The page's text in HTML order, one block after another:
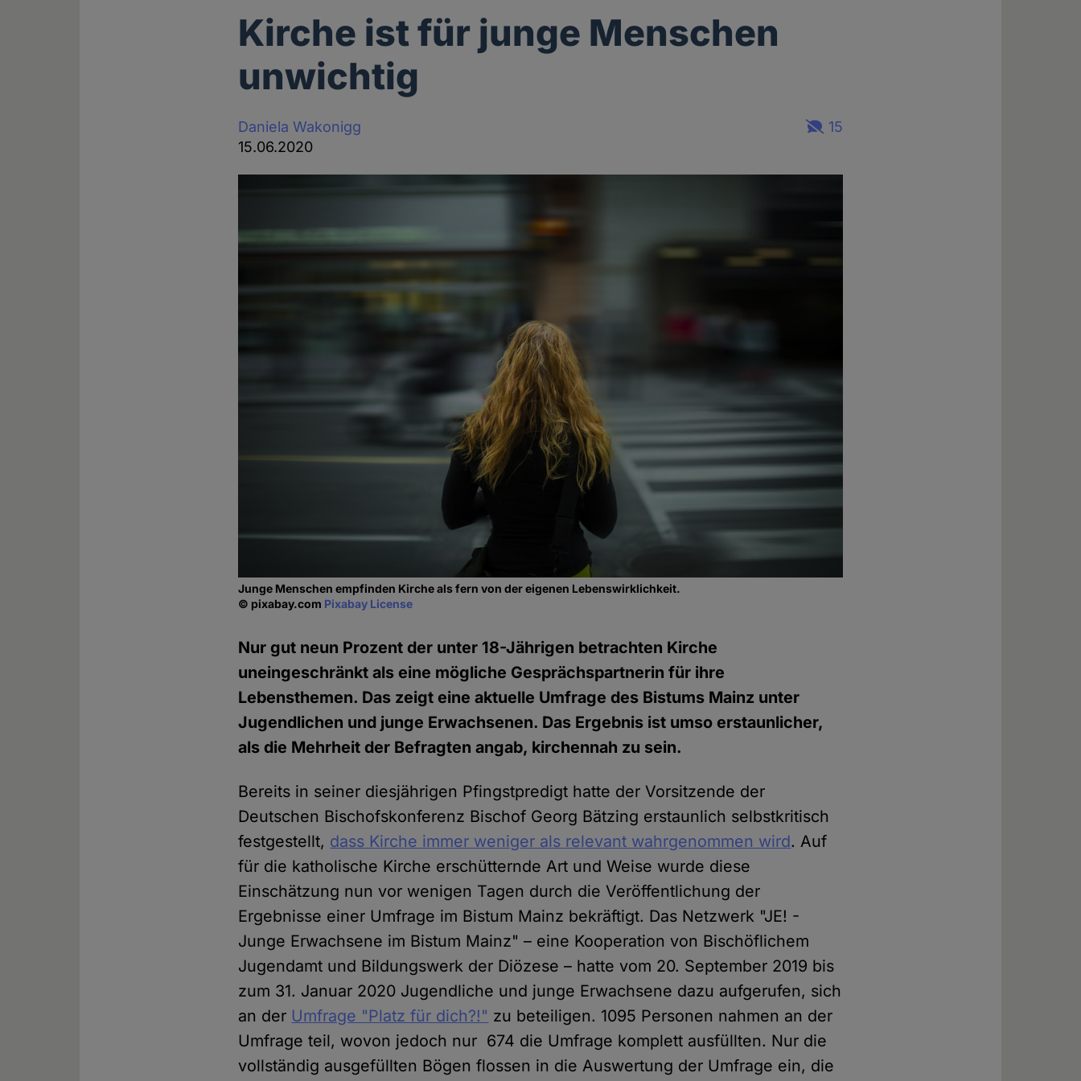
Kirche ist für junge Menschen
unwichtig
Daniela Wakonigg
15.06.2020
15
Junge Menschen empfinden Kirche als fern von der eigenen Lebenswirklichkeit.
© pixabay.com Pixabay License
Nur gut neun Prozent der unter 18-Jährigen betrachten Kirche
uneingeschränkt als eine mögliche Gesprächspartnerin für ihre
Lebensthemen. Das zeigt eine aktuelle Umfrage des Bistums Mainz unter
Jugendlichen und junge Erwachsenen. Das Ergebnis ist umso erstaunlicher,
als die Mehrheit der Befragten angab, kirchennah zu sein.
Bereits in seiner diesjährigen Pfingstpredigt hatte der Vorsitzende der
Deutschen Bischofskonferenz Bischof Georg Bätzing erstaunlich selbstkritisch
festgestellt, dass Kirche immer weniger als relevant wahrgenommen wird. Auf
für die katholische Kirche erschütternde Art und Weise wurde diese
Einschätzung nun vor wenigen Tagen durch die Veröffentlichung der
Ergebnisse einer Umfrage im Bistum Mainz bekräftigt. Das Netzwerk "JE! -
Junge Erwachsene im Bistum Mainz" – eine Kooperation von Bischöflichem
Jugendamt und Bildungswerk der Diözese – hatte vom 20. September 2019 bis
zum 31. Januar 2020 Jugendliche und junge Erwachsene dazu aufgerufen, sich
an der Umfrage "Platz für dich?!" zu beteiligen. 1095 Personen nahmen an der
Umfrage teil, wovon jedoch nur 674 die Umfrage komplett ausfüllten. Nur die
vollständig ausgefüllten Bögen flossen in die Auswertung der Umfrage ein, die